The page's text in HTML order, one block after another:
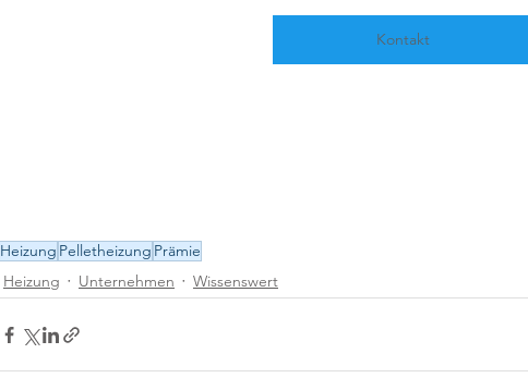
Kontakt
Heizung Pelletheizung Prämie
Heizung
Unternehmen Wissenswert